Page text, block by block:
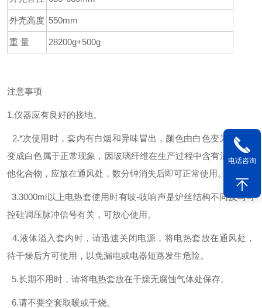
外壳高度 550mm
重 量 28200g+500g
注意事项
1.仪器应有良好的接地。
2.*次使用时，套内有白烟和异味冒出，颜色由白色变为褐色再
变成白色属于正常现象，因玻璃纤维在生产过程中含有油质及其
他化合物，应放在通风处，数分钟消失后即可正常使用。
3.3000ml以上电热套使用时有吱-吱响声是炉丝结构不同及与可
控硅调压脉冲信号有关，可放心使用。
4.液体溢入套内时，请迅速关闭电源，将电热套放在通风处，
待干燥后方可使用，以免漏电或电器短路发生危险。
5.长期不用时，请将电热套放在干燥无腐蚀气体处保存。
6.请不要空套取暖或干烧。
电话咨询